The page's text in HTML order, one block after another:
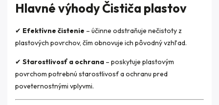
Hlavné výhody Čističa plastov
✔ Efektívne čistenie – účinne odstraňuje nečistoty z
plastových povrchov, čím obnovuje ich pôvodný vzhľad.
✔ Starostlivosť a ochrana – poskytuje plastovým
povrchom potrebnú starostlivosť a ochranu pred
poveternostnými vplyvmi.